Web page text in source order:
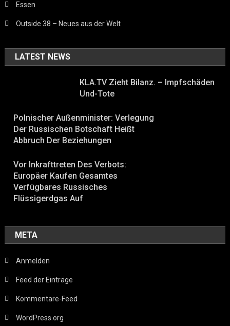
Essen
Outside 38 – Neues aus der Welt
LATEST NEWS
KLA.TV Zieht Bilanz. – Impfschäden
Und-Tote
Polnischer Außenminister: Verlegung
Der Russischen Botschaft Heißt
Abbruch Der Beziehungen
Vor Inkrafttreten Des Verbots:
Europäer Kaufen Gesamtes
Verfügbares Russisches
Flüssigerdgas Auf
META
Anmelden
Feed der Einträge
Kommentare-Feed
WordPress.org